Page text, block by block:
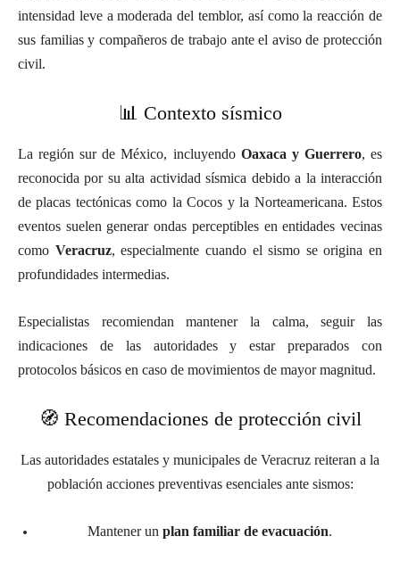
intensidad leve a moderada del temblor, así como la reacción de
sus familias y compañeros de trabajo ante el aviso de protección
civil.
📊 Contexto sísmico
La región sur de México, incluyendo Oaxaca y Guerrero, es
reconocida por su alta actividad sísmica debido a la interacción
de placas tectónicas como la Cocos y la Norteamericana. Estos
eventos suelen generar ondas perceptibles en entidades vecinas
como Veracruz, especialmente cuando el sismo se origina en
profundidades intermedias.
Especialistas recomiendan mantener la calma, seguir las
indicaciones de las autoridades y estar preparados con
protocolos básicos en caso de movimientos de mayor magnitud.
🧭 Recomendaciones de protección civil
Las autoridades estatales y municipales de Veracruz reiteran a la
población acciones preventivas esenciales ante sismos:
Mantener un plan familiar de evacuación.